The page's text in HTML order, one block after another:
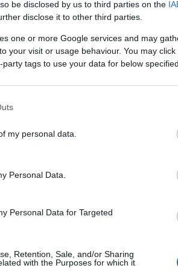
be disclosed by us to third parties on the
disclose it to other third parties.
one or more Google services and may
your visit or usage behaviour. You may
tags to use your data for below
my personal data.
Personal Data.
Personal Data for Targeted
Retention, Sale, and/or Sharing
with the Purposes for which it
(